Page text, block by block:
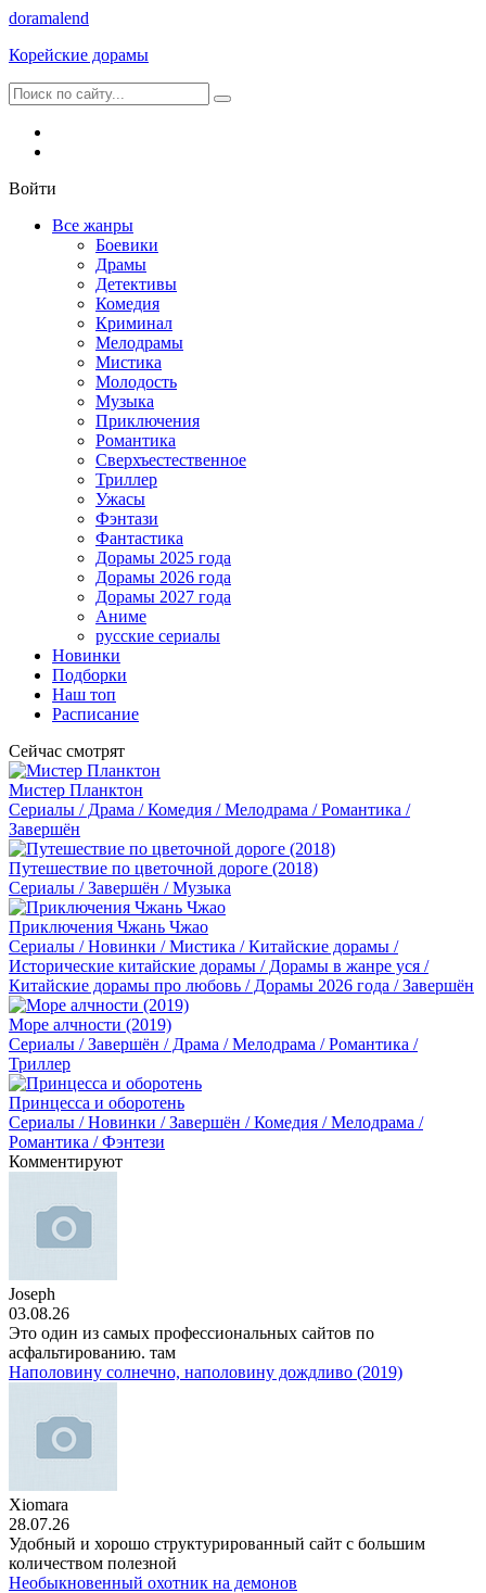
doramalend
Корейские дорамы
Войти
Все жанры
Боевики
Драмы
Детективы
Комедия
Криминал
Мелодрамы
Мистика
Молодость
Музыка
Приключения
Романтика
Сверхъестественное
Триллер
Ужасы
Фэнтази
Фантастика
Дорамы 2025 года
Дорамы 2026 года
Дорамы 2027 года
Аниме
русские сериалы
Новинки
Подборки
Наш топ
Расписание
Сейчас смотрят
Мистер Планктон
Сериалы / Драма / Комедия / Мелодрама / Романтика /
Завершён
Путешествие по цветочной дороге (2018)
Сериалы / Завершён / Музыка
Приключения Чжань Чжао
Сериалы / Новинки / Мистика / Китайские дорамы /
Исторические китайские дорамы / Дорамы в жанре уся /
Китайские дорамы про любовь / Дорамы 2026 года / Завершён
Море алчности (2019)
Сериалы / Завершён / Драма / Мелодрама / Романтика /
Триллер
Принцесса и оборотень
Сериалы / Новинки / Завершён / Комедия / Мелодрама /
Романтика / Фэнтези
Комментируют
Joseph
03.08.26
Это один из самых профессиональных сайтов по
асфальтированию. там
Наполовину солнечно, наполовину дождливо (2019)
Xiomara
28.07.26
Удобный и хорошо структурированный сайт с большим
количеством полезной
Необыкновенный охотник на демонов